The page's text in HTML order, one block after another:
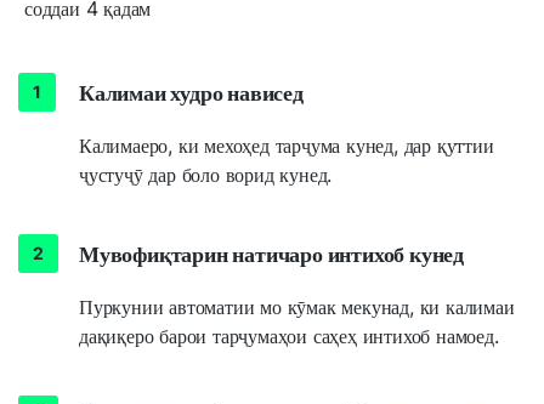
соддаи 4 қадам
Калимаи худро нависед
Калимаеро, ки мехоҳед тарҷума кунед, дар қуттии
ҷустуҷӯ дар боло ворид кунед.
Мувофиқтарин натичаро интихоб кунед
Пуркунии автоматии мо кӯмак мекунад, ки калимаи
дақиқеро барои тарҷумаҳои саҳеҳ интихоб намоед.